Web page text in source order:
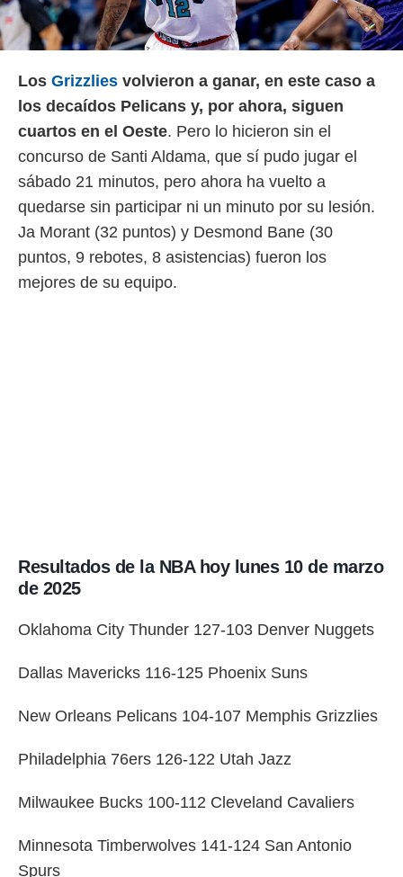
Los Grizzlies volvieron a ganar, en este caso a
los decaídos Pelicans y, por ahora, siguen
cuartos en el Oeste. Pero lo hicieron sin el
concurso de Santi Aldama, que sí pudo jugar el
sábado 21 minutos, pero ahora ha vuelto a
quedarse sin participar ni un minuto por su lesión.
Ja Morant (32 puntos) y Desmond Bane (30
puntos, 9 rebotes, 8 asistencias) fueron los
mejores de su equipo.
Resultados de la NBA hoy lunes 10 de marzo
de 2025
Oklahoma City Thunder 127-103 Denver Nuggets
Dallas Mavericks 116-125 Phoenix Suns
New Orleans Pelicans 104-107 Memphis Grizzlies
Philadelphia 76ers 126-122 Utah Jazz
Milwaukee Bucks 100-112 Cleveland Cavaliers
Minnesota Timberwolves 141-124 San Antonio
Spurs